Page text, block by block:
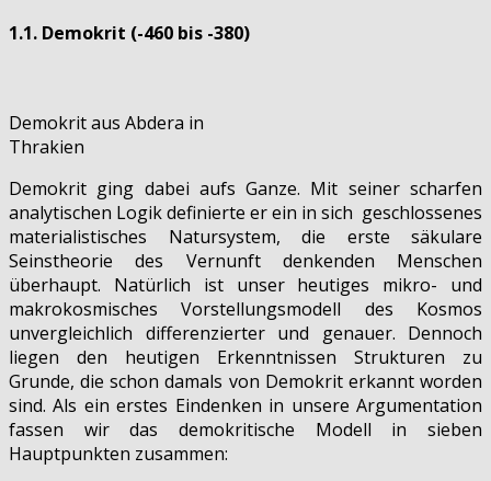
1.1. Demokrit (-460 bis -380)
Demokrit aus Abdera in
Thrakien
Demokrit ging dabei aufs Ganze. Mit seiner scharfen
analytischen Logik definierte er ein in sich geschlossenes
materialistisches Natursystem, die erste säkulare
Seinstheorie des Vernunft denkenden Menschen
überhaupt. Natürlich ist unser heutiges mikro- und
makrokosmisches Vorstellungsmodell des Kosmos
unvergleichlich differenzierter und genauer. Dennoch
liegen den heutigen Erkenntnissen Strukturen zu
Grunde, die schon damals von Demokrit erkannt worden
sind. Als ein erstes Eindenken in unsere Argumentation
fassen wir das demokritische Modell in sieben
Hauptpunkten zusammen: